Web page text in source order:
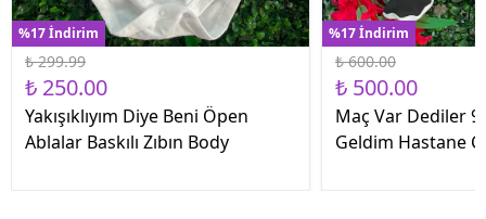
%17 İndirim
₺ 299.99
₺ 250.00
Yakışıklıyım Diye Beni Öpen
Ablalar Baskılı Zıbın Body
%17 İndirim
₺ 600.00
₺ 500.00
Maç Var Dediler 9
Geldim Hastane